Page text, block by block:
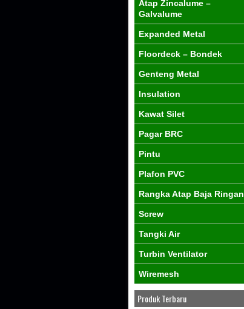
Atap Zincalume –
Galvalume
Expanded Metal
Floordeck – Bondek
Genteng Metal
Insulation
Kawat Silet
Pagar BRC
Pintu
Plafon PVC
Rangka Atap Baja Ringan
Screw
Tangki Air
Turbin Ventilator
Wiremesh
Produk Terbaru